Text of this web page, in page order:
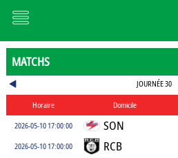
MATCHS
JOURNÉE 30
Horaire Domicile
2026-05-10 17:00:00
SON
2026-05-10 17:00:00 RCB